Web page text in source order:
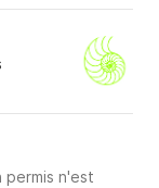
permis n'est